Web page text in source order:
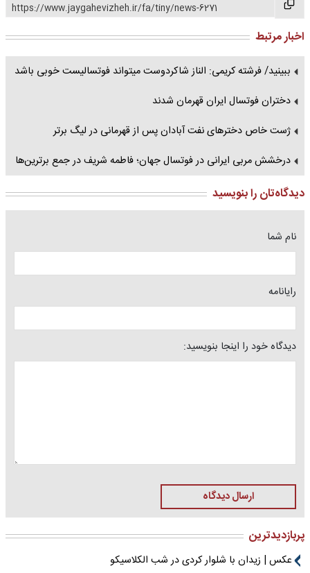
https://www.jaygahevizheh.ir/fa/tiny/news-6271
اخبار مرتبط
ببینید/ فرشته کریمی: الناز شاکردوست میتواند فوتسالیست خوبی باشد
دختران فوتسال ایران قهرمان شدند
ژست خاص دخترهای نفت آبادان پس از قهرمانی در لیگ برتر
درخشش مربی ایرانی در فوتسال جهان؛ فاطمه شریف در جمع برترین‌ها
دیدگاه‌تان را بنویسید
نام شما
رایانامه
دیدگاه خود را اینجا بنویسید:
ارسال دیدگاه
پربازدیدترین
عکس | زیدان با شلوار کردی در شب الکلاسیکو